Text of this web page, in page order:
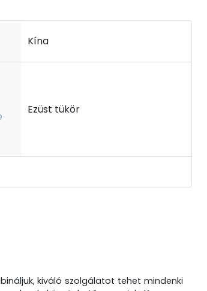
Kína
Ezüst tükör
kiváló szolgálatot tehet mindenki